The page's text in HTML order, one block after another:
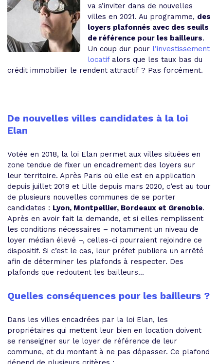
va s’inviter dans de nouvelles
villes en 2021. Au programme, des
loyers plafonnés avec des seuils
de référence pour les bailleurs.
Un coup dur pour l’investissement
locatifalors que les taux bas du
crédit immobilier le rendent attractif ? Pas forcément.
De nouvelles villes candidates à la loi
Elan
Votée en 2018, la loi Elan permet aux villes situées en
zone tendue de fixer un encadrement des loyers sur
leur territoire. Après Paris où elle est en application
depuis juillet 2019 et Lille depuis mars 2020, c’est au tour
de plusieurs nouvelles communes de se porter
candidates : Lyon, Montpellier, Bordeaux et Grenoble.
Après en avoir fait la demande, et si elles remplissent
les conditions nécessaires – notamment un niveau de
loyer médian élevé –, celles-ci pourraient rejoindre ce
dispositif. Si c’est le cas, leur préfet publiera un arrêté
afin de déterminer les plafonds à respecter. Des
plafonds que redoutent les bailleurs...
Quelles conséquences pour les bailleurs ?
Dans les villes encadrées par la loi Elan, les
propriétaires qui mettent leur bien en location doivent
se renseigner sur le loyer de référence de leur
commune, et du montant à ne pas dépasser. Ce plafond